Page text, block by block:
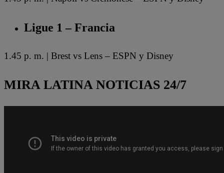
Ligue 1 – Francia
1.45 p. m. | Brest vs Lens – ESPN y Disney
MIRA LATINA NOTICIAS 24/7